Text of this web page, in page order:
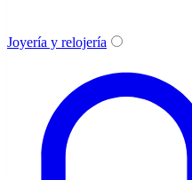
Joyería y relojería